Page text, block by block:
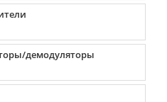
демодуляторы